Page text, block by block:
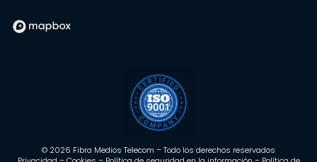
© 2026 Fibra Medios Telecom – Todo los derechos reservados